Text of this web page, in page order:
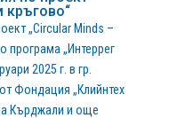
кръгово“
„Circular Minds –
програма „Интеррег
2025 г. в гр.
Фондация „Клийнтех
Кърджали и още